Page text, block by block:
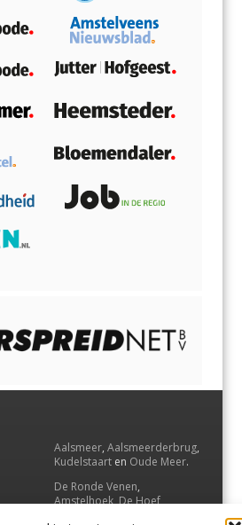
Aalsmeer, Aalsmeerderbrug,
Kudelstaart en Oude Meer.
De Ronde Venen,
Amstelhoek,De Hoef,